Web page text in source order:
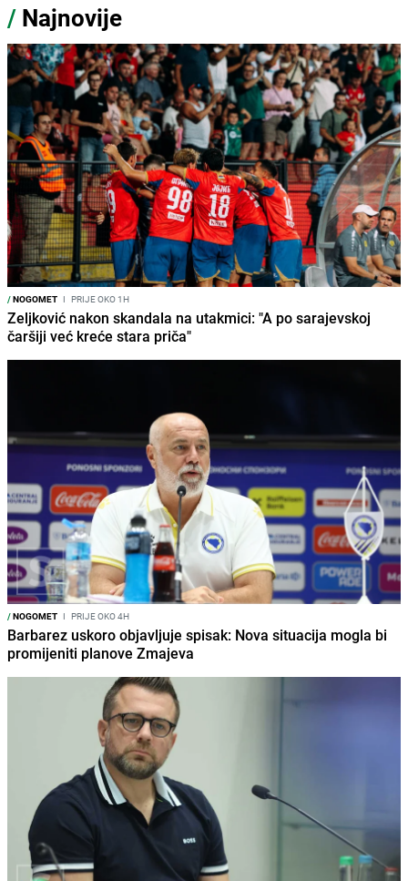
/ Najnovije
/NOGOMET I PRIJE OKO 1H
Zeljković nakon skandala na utakmici: "A po sarajevskoj
čaršiji već kreće stara priča"
/NOGOMET I PRIJE OKO 4H
Barbarez uskoro objavljuje spisak: Nova situacija mogla bi
promijeniti planove Zmajeva